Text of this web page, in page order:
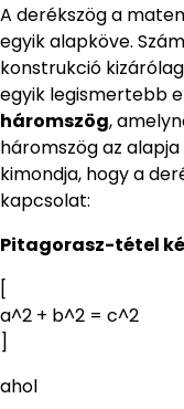
A derékszög a
egyik alapköve.
konstrukció
egyik legismertebb
háromszög,
háromszög az alapja
kimondja, hogy a
kapcsolat:
Pitagorasz-tétel
[
a^2 + b^2 = c^2
]
ahol